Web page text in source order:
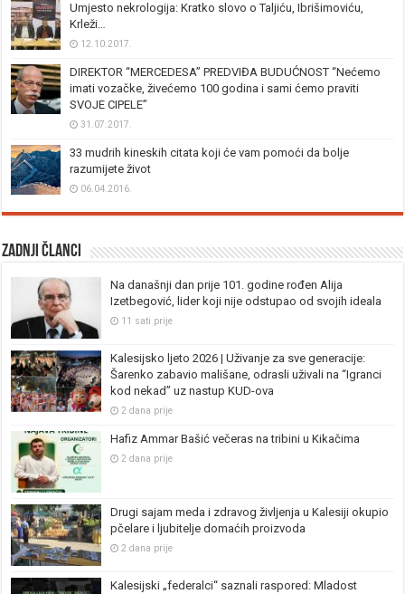
Umjesto nekrologija: Kratko slovo o Taljiću, Ibrišimoviću,
Krleži…
12.10.2017.
DIREKTOR “MERCEDESA” PREDVIĐA BUDUĆNOST “Nećemo
imati vozačke, živećemo 100 godina i sami ćemo praviti
SVOJE CIPELE”
31.07.2017.
33 mudrih kineskih citata koji će vam pomoći da bolje
razumijete život
06.04.2016.
Zadnji članci
Na današnji dan prije 101. godine rođen Alija
Izetbegović, lider koji nije odstupao od svojih ideala
11 sati prije
Kalesijsko ljeto 2026 | Uživanje za sve generacije:
Šarenko zabavio mališane, odrasli uživali na “Igranci
kod nekad” uz nastup KUD-ova
2 dana prije
Hafiz Ammar Bašić večeras na tribini u Kikačima
2 dana prije
Drugi sajam meda i zdravog življenja u Kalesiji okupio
pčelare i ljubitelje domaćih proizvoda
2 dana prije
Kalesijski „federalci“ saznali raspored: Mladost